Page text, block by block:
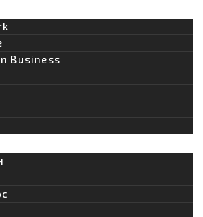
a
m
-
t
n
Business